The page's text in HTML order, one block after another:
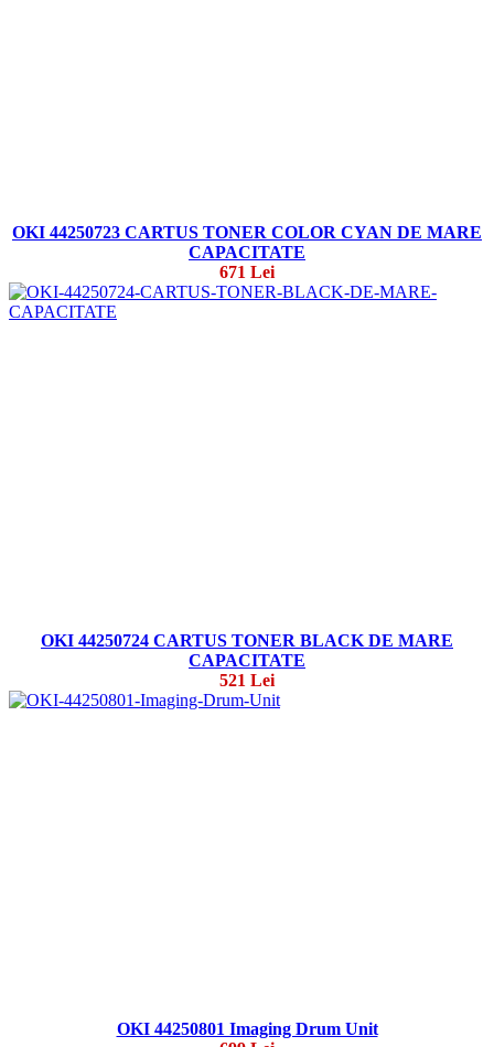
OKI 44250723 CARTUS TONER COLOR CYAN DE MARE
CAPACITATE
671 Lei
OKI 44250724 CARTUS TONER BLACK DE MARE
CAPACITATE
521 Lei
OKI 44250801 Imaging Drum Unit